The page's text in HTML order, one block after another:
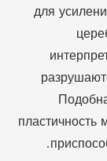
для
пластичность